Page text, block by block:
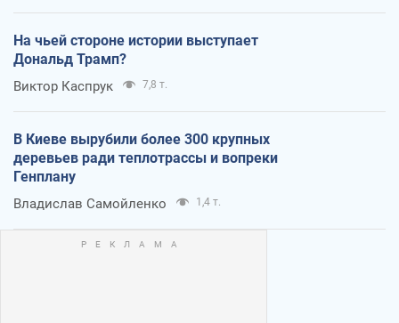
На чьей стороне истории выступает
Дональд Трамп?
Виктор Каспрук 7,8 т.
В Киеве вырубили более 300 крупных
деревьев ради теплотрассы и вопреки
Генплану
Владислав Самойленко 1,4 т.